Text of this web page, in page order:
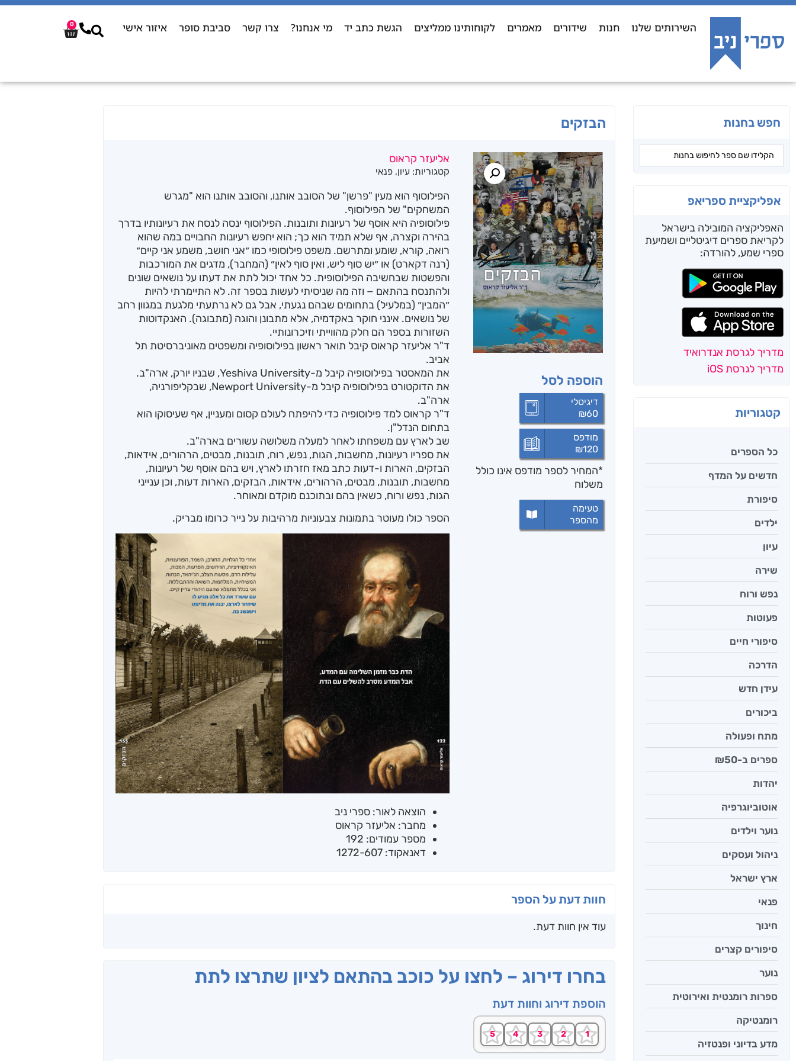
השירותים שלנו חנות שידורים מאמרים לקוחותינו ממליצים הגשת כתב יד מי אנחנו? צרו קשר סביבת סופר איזור אישי 0
חפש בחנות
אפליקציית ספריאפ
האפליקציה המובילה בישראל
לקריאת ספרים דיגיטליים ושמיעת
ספרי שמע, להורדה:
מדריך לגרסת אנדרואיד
מדריך לגרסת iOS
קטגוריות
כל הספרים
חדשים על המדף
סיפורת
ילדים
עיון
שירה
נפש ורוח
פעוטות
סיפורי חיים
הדרכה
עידן חדש
ביכורים
מתח ופעולה
ספרים ב-₪50
יהדות
אוטוביוגרפיה
נוער וילדים
ניהול ועסקים
ארץ ישראל
פנאי
חינוך
סיפורים קצרים
נוער
ספרות רומנטית ואירוטית
רומנטיקה
מדע בדיוני ופנטזיה
הבזקים
הוספה לסל
דיגיטלי
₪60
מודפס
₪120
*המחיר לספר מודפס אינו כולל
משלוח
טעימה
מהספר
אליעזר קראוס
קטגוריות: עיון, פנאי
הפילוסוף הוא מעין "פרשן" של הסובב אותנו, והסובב אותנו הוא "מגרש
המשחקים" של הפילוסוף.
פילוסופיה היא אוסף של רעיונות ותובנות. הפילוסוף ינסה לנסח את רעיונותיו בדרך
בהירה וקצרה, אף שלא תמיד הוא כך; הוא יחפש רעיונות החבויים במה שהוא
רואה, קורא, שומע ומתרשם. משפט פילוסופי כמו ״אני חושב, משמע אני קיים״
(רנה דקארט) או ״יש סוף ליש, ואין סוף לאין״ (המחבר), מדגים את המורכבות
והפשטות שבחשיבה הפילוסופית. כל אחד יכול לתת את דעתו על נושאים שונים
ולהתנסח בהתאם − וזה מה שניסיתי לעשות בספר זה. לא התיימרתי להיות
״המבין״ (במלעיל) בתחומים שבהם נגעתי, אבל גם לא נרתעתי מלגעת במגוון רחב
של נושאים. אינני חוקר באקדמיה, אלא מתבונן והוגה (מתבוגה). האנקדוטות
השזורות בספר הם חלק מהווייתי וזיכרונותיי.
ד"ר אליעזר קראוס קיבל תואר ראשון בפילוסופיה ומשפטים מאוניברסיטת תל
אביב.
את המאסטר בפילוסופיה קיבל מ-Yeshiva University, שבניו יורק, ארה"ב.
את הדוקטורט בפילוסופיה קיבל מ-Newport University, שבקליפורניה,
ארה"ב.
ד"ר קראוס למד פילוסופיה כדי להיפתח לעולם קסום ומעניין, אף שעיסוקו הוא
בתחום הנדל"ן.
שב לארץ עם משפחתו לאחר למעלה משלושה עשורים בארה"ב.
את ספריו רעיונות, מחשבות, הגות, נפש, רוח, תובנות, מבטים, הרהורים, אידאות,
הבזקים, הארות ו-דעות כתב מאז חזרתו לארץ, ויש בהם אוסף של רעיונות,
מחשבות, תובנות, מבטים, הרהורים, אידאות, הבזקים, הארות דעות, וכן ענייני
הגות, נפש ורוח, כשאין בהם ובתוכנם מוקדם ומאוחר.
הספר כולו מעוטר בתמונות צבעוניות מרהיבות על נייר כרומו מבריק.
הוצאה לאור: ספרי ניב
מחבר: אליעזר קראוס
מספר עמודים: 192
דאנאקוד: 1272-607
חוות דעת על הספר
עוד אין חוות דעת.
בחרו דירוג – לחצו על כוכב בהתאם לציון שתרצו לתת
הוספת דירוג וחוות דעת